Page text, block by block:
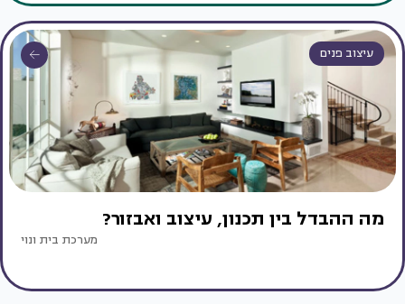
עיצוב פנים
מה ההבדל בין תכנון, עיצוב ואבזור?
מערכת בית ונוי